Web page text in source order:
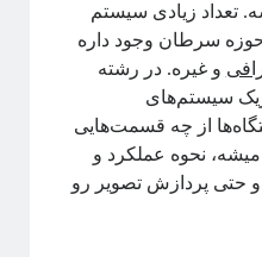
تعداد زیادی سیستم
سرطان وجود داره
و غیره. در رشته
سیستم‌های
از چه قسمت‌هایی
نحوه عملکرد و
حتی پردازش تصویر رو